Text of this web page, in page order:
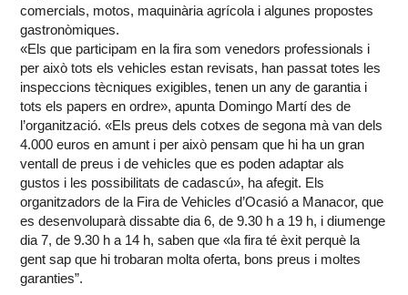
comercials, motos, maquinària agrícola i algunes propostes
gastronòmiques.
«Els que participam en la fira som venedors professionals i
per això tots els vehicles estan revisats, han passat totes les
inspeccions tècniques exigibles, tenen un any de garantia i
tots els papers en ordre», apunta Domingo Martí des de
l’organització. «Els preus dels cotxes de segona mà van dels
4.000 euros en amunt i per això pensam que hi ha un gran
ventall de preus i de vehicles que es poden adaptar als
gustos i les possibilitats de cadascú», ha afegit. Els
organitzadors de la Fira de Vehicles d’Ocasió a Manacor, que
es desenvoluparà dissabte dia 6, de 9.30 h a 19 h, i diumenge
dia 7, de 9.30 h a 14 h, saben que «la fira té èxit perquè la
gent sap que hi trobaran molta oferta, bons preus i moltes
garanties”.